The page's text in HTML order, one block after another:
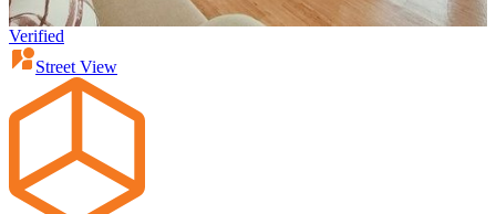
Verified
Street View